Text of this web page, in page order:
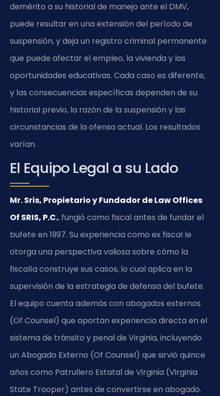
demérito a su historial de manejo ante el DMV,
puede resultar en una extensión del período de
suspensión, y deja un registro criminal permanente
que puede afectar el empleo, la vivienda y las
oportunidades educativas. Cada caso es diferente,
y las consecuencias específicas dependen de su
historial previo, la razón de la suspensión y las
circunstancias de la ofensa actual. Los resultados
varían.
El Equipo Legal a su Lado
Mr. Sris, Propietario y Fundador de Law Offices
Of SRIS, P.C., fungió como fiscal antes de fundar el
bufete en 1997. Su experiencia como ex fiscal le
otorga una perspectiva valiosa sobre cómo la
fiscalía construye sus casos, lo cual aplica en la
supervisión de la estrategia de defensa del bufete.
El equipo cuenta además con abogados externos
(Of Counsel) que aportan experiencia directa en el
sistema de tránsito y penal de Virginia, incluyendo
un Abogado Externo (Of Counsel) que sirvió quince
años como Patrullero Estatal de Virginia (Virginia
State Trooper) antes de convertirse en abogado.